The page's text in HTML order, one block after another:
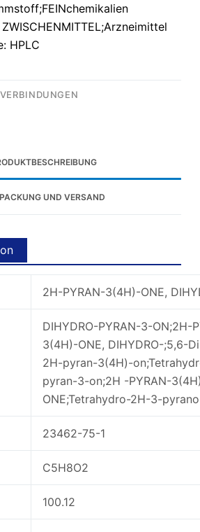
HPLC
UND VERSAND
2H-PYRAN-3(4H)-ONE,
DIHYDRO-PYRAN-3-ON;2H-
3(4H)-ONE, DIHYDRO-;5,6-
2H-pyran-3(4H)-
pyran-3-on;2H -PYRAN-
ONE;Tetrahydro-2H-3-
23462-75-1
C5H8O2
100.12